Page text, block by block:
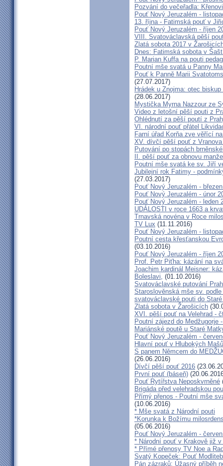
Pozvání do večeřadla:
Pouť Nový Jeruzalém -
13. října - Fatimská pouť v
Pouť Nový Jeruzalém - říjen
VIII. Svatováclavská pěší
Zlatá sobota 2017 v
Dnes: Fatimská sobota v
P. Marian Kuffa na pouti
Poutní mše svatá u Panny
Pouť k Panně Marii
(27.07.2017)
Hrádek u Znojma: otec
(28.06.2017)
Mystička Myrna Nazzour ze
Video z letošní pěší pouti z
Ohlédnutí za pěší poutí z
VI. národní pouť přátel
Farní úřad Korňa zve věřící
XV. dívčí pěší pouť z
Putování po stopách
II. pěší pouť za obnovu
Poutní mše svatá ke sv. Jiří
Jubilejní rok Fatimy -
(27.03.2017)
Pouť Nový Jeruzalém -
Pouť Nový Jeruzalém - únor
Pouť Nový Jeruzalém - leden
UDÁLOSTI v roce 1663 a
Trnavská novéna v Roce
TV Lux (11.11.2016)
Pouť Nový Jeruzalém -
Poutní cesta křesťanskou
(03.10.2016)
Pouť Nový Jeruzalém - říjen
Prof. Petr Piťha: kázání na
Joachim kardinál Meisner:
Boleslavi, (01.10.2016)
Svatováclavské putování
Staroslověnská mše sv.
svatováclavské pouti do
Zlatá sobota v Žarošicích
XVI. pěší pouť na Velehrad -
Poutní zájezd do Medžugorje
Mariánské poutě u Staré
Pouť Nový Jeruzalém -
Hlavní pouť v Hlubokých
S panem Němcem do
(26.06.2016)
Dívčí pěší pouť 2016
První pouť (báseň)
Pouť Rytířstva Neposkvrněné
Brigáda před velehradskou
Přímý přenos - Poutní mše
(10.06.2016)
* Mše svatá z Národní pouti
*Korunka k Božímu
(05.06.2016)
Pouť Nový Jeruzalém -
* Národní pouť v Krakově již
* Přímé přenosy TV Noe a
Svatý Kopeček: Pouť
Pán zázraků: Úžasný příběh